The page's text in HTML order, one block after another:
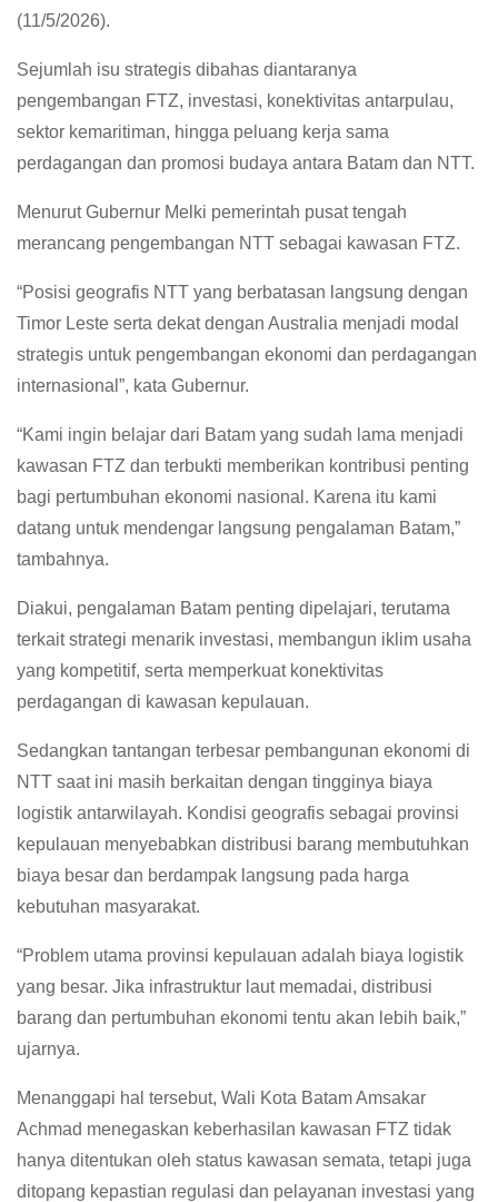
(11/5/2026).
Sejumlah isu strategis dibahas diantaranya
pengembangan FTZ, investasi, konektivitas antarpulau,
sektor kemaritiman, hingga peluang kerja sama
perdagangan dan promosi budaya antara Batam dan NTT.
Menurut Gubernur Melki pemerintah pusat tengah
merancang pengembangan NTT sebagai kawasan FTZ.
“Posisi geografis NTT yang berbatasan langsung dengan
Timor Leste serta dekat dengan Australia menjadi modal
strategis untuk pengembangan ekonomi dan perdagangan
internasional”, kata Gubernur.
“Kami ingin belajar dari Batam yang sudah lama menjadi
kawasan FTZ dan terbukti memberikan kontribusi penting
bagi pertumbuhan ekonomi nasional. Karena itu kami
datang untuk mendengar langsung pengalaman Batam,”
tambahnya.
Diakui, pengalaman Batam penting dipelajari, terutama
terkait strategi menarik investasi, membangun iklim usaha
yang kompetitif, serta memperkuat konektivitas
perdagangan di kawasan kepulauan.
Sedangkan tantangan terbesar pembangunan ekonomi di
NTT saat ini masih berkaitan dengan tingginya biaya
logistik antarwilayah. Kondisi geografis sebagai provinsi
kepulauan menyebabkan distribusi barang membutuhkan
biaya besar dan berdampak langsung pada harga
kebutuhan masyarakat.
“Problem utama provinsi kepulauan adalah biaya logistik
yang besar. Jika infrastruktur laut memadai, distribusi
barang dan pertumbuhan ekonomi tentu akan lebih baik,”
ujarnya.
Menanggapi hal tersebut, Wali Kota Batam Amsakar
Achmad menegaskan keberhasilan kawasan FTZ tidak
hanya ditentukan oleh status kawasan semata, tetapi juga
ditopang kepastian regulasi dan pelayanan investasi yang